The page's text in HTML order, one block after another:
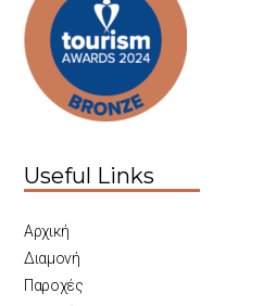
Useful Links
Αρχική
Διαμονή
Παροχές